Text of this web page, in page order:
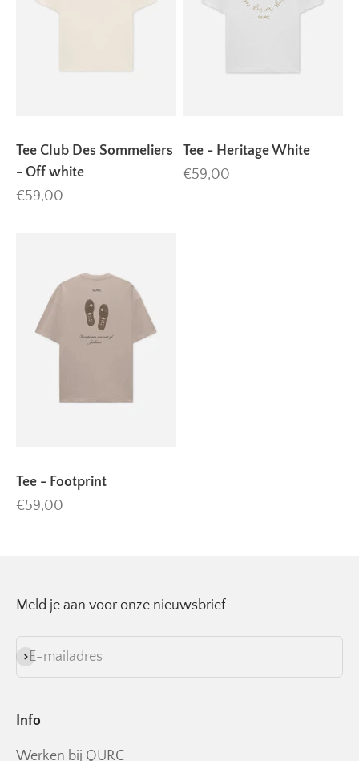
Tee Club Des Sommeliers
- Off white
Aanbiedingsprijs
€59,00
Tee - Heritage White
Aanbiedingsprijs
€59,00
Tee - Footprint
Aanbiedingsprijs
€59,00
Meld je aan voor onze nieuwsbrief
E-mailadres
Abonneren
Info
Werken bij QURC